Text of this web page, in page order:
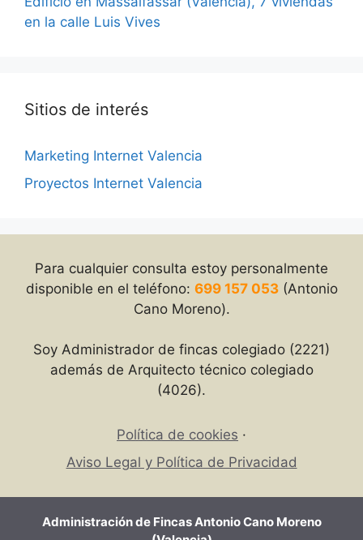
en la calle Luis Vives
Sitios de interés
Marketing Internet Valencia
Proyectos Internet Valencia
Para cualquier consulta estoy personalmente
disponible en el teléfono: 699 157 053(Antonio
Cano Moreno).
Soy Administrador de fincas colegiado (2221)
además de Arquitecto técnico colegiado
(4026).
Política de cookies
Aviso Legal y Política de Privacidad
Administración de Fincas Antonio Cano Moreno